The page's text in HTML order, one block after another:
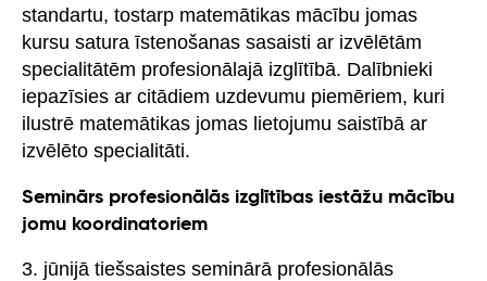
standartu, tostarp matemātikas mācību jomas
kursu satura īstenošanas sasaisti ar izvēlētām
specialitātēm profesionālajā izglītībā. Dalībnieki
iepazīsies ar citādiem uzdevumu piemēriem, kuri
ilustrē matemātikas jomas lietojumu saistībā ar
izvēlēto specialitāti.
Seminārs profesionālās izglītības iestāžu mācību
jomu koordinatoriem
3. jūnijā tiešsaistes seminārā profesionālās